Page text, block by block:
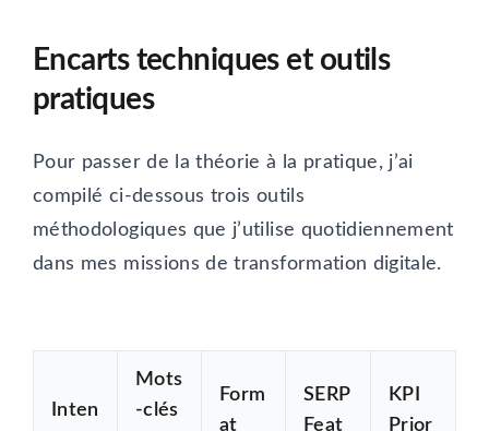
Encarts techniques et outils
pratiques
Pour passer de la théorie à la pratique, j’ai
compilé ci-dessous trois outils
méthodologiques que j’utilise quotidiennement
dans mes missions de transformation digitale.
Inten
Mots
-clés
Form
at
SERP
Feat
KPI
Prior